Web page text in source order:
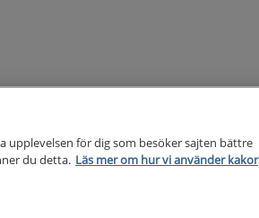
Om 1177 för vårdpersonal
upplevelsen för dig som besöker sajten bättre
du detta. Läs mer om hur vi använder kakor